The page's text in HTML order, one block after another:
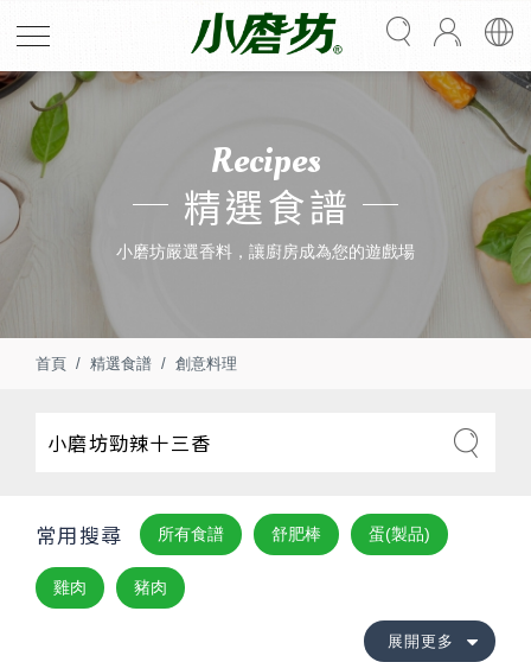
Recipes
精選食譜
小磨坊嚴選香料，讓廚房成為您的遊戲場
首頁 精選食譜 創意料理
常用搜尋 所有食譜 舒肥棒 蛋(製品)
雞肉 豬肉
展開更多